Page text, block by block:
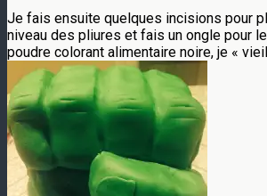
Je fais ensuite quelques incisions pour
niveau des pliures et fais un ongle pour
poudre colorant alimentaire noire, je «